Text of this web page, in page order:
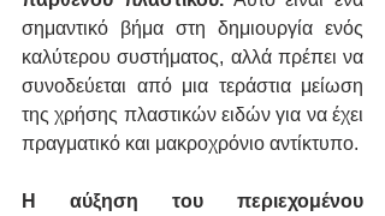
σημαντικό βήμα στη δημιουργία ενός
καλύτερου συστήματος, αλλά πρέπει να
συνοδεύεται από μια τεράστια μείωση
της χρήσης πλαστικών ειδών για να έχει
πραγματικό και μακροχρόνιο αντίκτυπο.
Η αύξηση του περιεχομένου